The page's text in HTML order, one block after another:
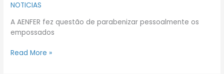
NOTICIAS
A AENFER fez questão de parabenizar pessoalmente os
empossados
Read More »